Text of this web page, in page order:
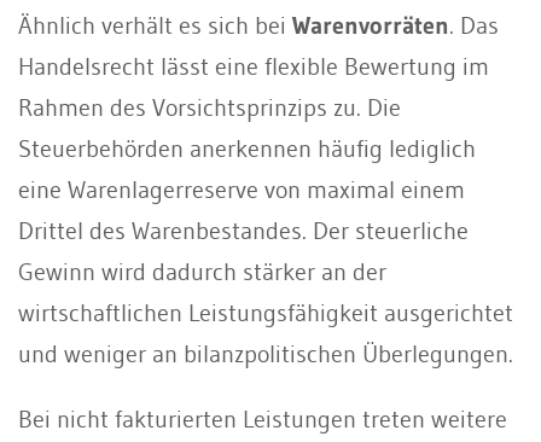
Ähnlich verhält es sich bei Warenvorräten. Das
Handelsrecht lässt eine flexible Bewertung im
Rahmen des Vorsichtsprinzips zu. Die
Steuerbehörden anerkennen häufig lediglich
eine Warenlagerreserve von maximal einem
Drittel des Warenbestandes. Der steuerliche
Gewinn wird dadurch stärker an der
wirtschaftlichen Leistungsfähigkeit ausgerichtet
und weniger an bilanzpolitischen Überlegungen.
Bei nicht fakturierten Leistungen treten weitere